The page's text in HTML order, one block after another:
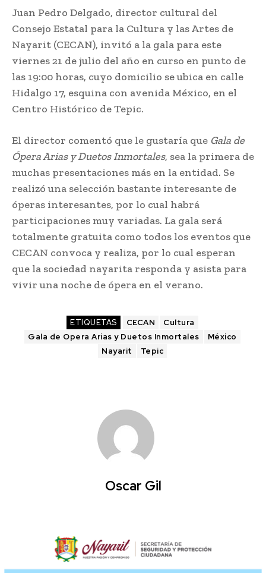
Juan Pedro Delgado, director cultural del
Consejo Estatal para la Cultura y las Artes de
Nayarit (CECAN), invitó a la gala para este
viernes 21 de julio del año en curso en punto de
las 19:00 horas, cuyo domicilio se ubica en calle
Hidalgo 17, esquina con avenida México, en el
Centro Histórico de Tepic.
El director comentó que le gustaría que Gala de
Ópera Arias y Duetos Inmortales, sea la primera de
muchas presentaciones más en la entidad. Se
realizó una selección bastante interesante de
óperas interesantes, por lo cual habrá
participaciones muy variadas. La gala será
totalmente gratuita como todos los eventos que
CECAN convoca y realiza, por lo cual esperan
que la sociedad nayarita responda y asista para
vivir una noche de ópera en el verano.
ETIQUETAS CECAN
Cultura
Gala de Opera Arias y Duetos Inmortales
México
Nayarit
Tepic
Oscar Gil